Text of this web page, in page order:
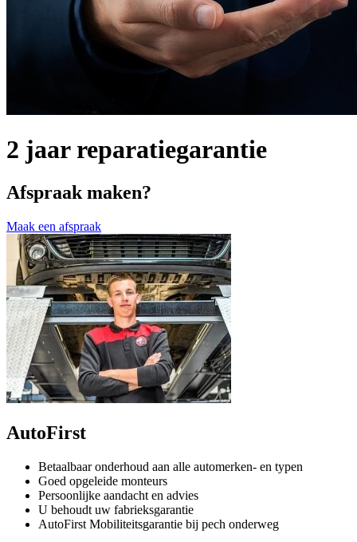
2 jaar reparatiegarantie
Afspraak maken?
Maak een afspraak
AutoFirst
Betaalbaar onderhoud aan alle automerken- en typen
Goed opgeleide monteurs
Persoonlijke aandacht en advies
U behoudt uw fabrieksgarantie
AutoFirst Mobiliteitsgarantie bij pech onderweg